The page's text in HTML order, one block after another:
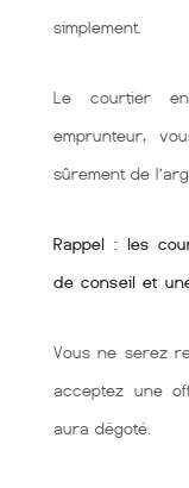
simplement.
Le courtier
emprunteur,
sûrement de
Rappel : les
de conseil et
Vous ne serez
acceptez une
aura dégoté.